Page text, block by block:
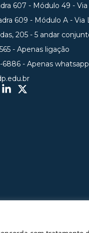
607 - Módulo 49 -
609 - Módulo A -
205 - 5 andar
- Apenas ligação
6886 - Apenas whatsapp